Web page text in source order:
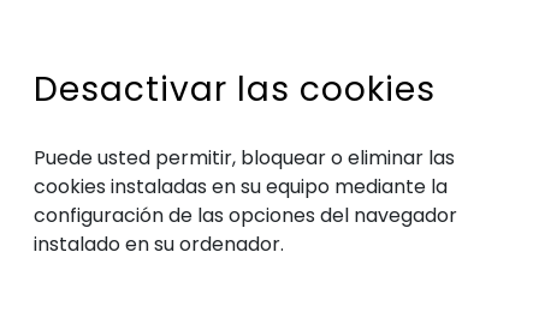
Desactivar las cookies
Puede usted permitir, bloquear o eliminar las
cookies instaladas en su equipo mediante la
configuración de las opciones del navegador
instalado en su ordenador.